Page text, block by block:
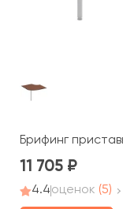
Брифинг
11 705
4.4оценок (5)